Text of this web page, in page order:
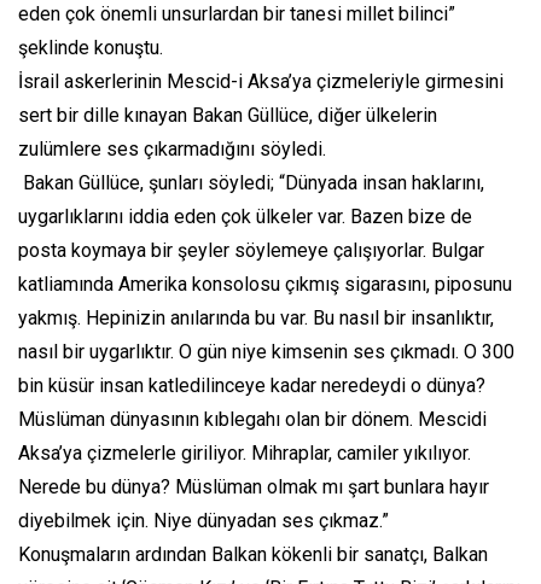
eden çok önemli unsurlardan bir tanesi millet bilinci”
şeklinde konuştu.
İsrail askerlerinin Mescid-i Aksa’ya çizmeleriyle girmesini
sert bir dille kınayan Bakan Güllüce, diğer ülkelerin
zulümlere ses çıkarmadığını söyledi.
Bakan Güllüce, şunları söyledi; “Dünyada insan haklarını,
uygarlıklarını iddia eden çok ülkeler var. Bazen bize de
posta koymaya bir şeyler söylemeye çalışıyorlar. Bulgar
katliamında Amerika konsolosu çıkmış sigarasını, piposunu
yakmış. Hepinizin anılarında bu var. Bu nasıl bir insanlıktır,
nasıl bir uygarlıktır. O gün niye kimsenin ses çıkmadı. O 300
bin küsür insan katledilinceye kadar neredeydi o dünya?
Müslüman dünyasının kıblegahı olan bir dönem. Mescidi
Aksa’ya çizmelerle giriliyor. Mihraplar, camiler yıkılıyor.
Nerede bu dünya? Müslüman olmak mı şart bunlara hayır
diyebilmek için. Niye dünyadan ses çıkmaz.”
Konuşmaların ardından Balkan kökenli bir sanatçı, Balkan